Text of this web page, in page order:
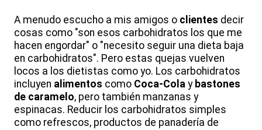
A menudo escucho a mis amigos o clientes decir
cosas como "son esos carbohidratos los que me
hacen engordar" o "necesito seguir una dieta baja
en carbohidratos". Pero estas quejas vuelven
locos a los dietistas como yo. Los carbohidratos
incluyen alimentos como Coca-Cola y bastones
de caramelo, pero también manzanas y
espinacas. Reducir los carbohidratos simples
como refrescos, productos de panadería de